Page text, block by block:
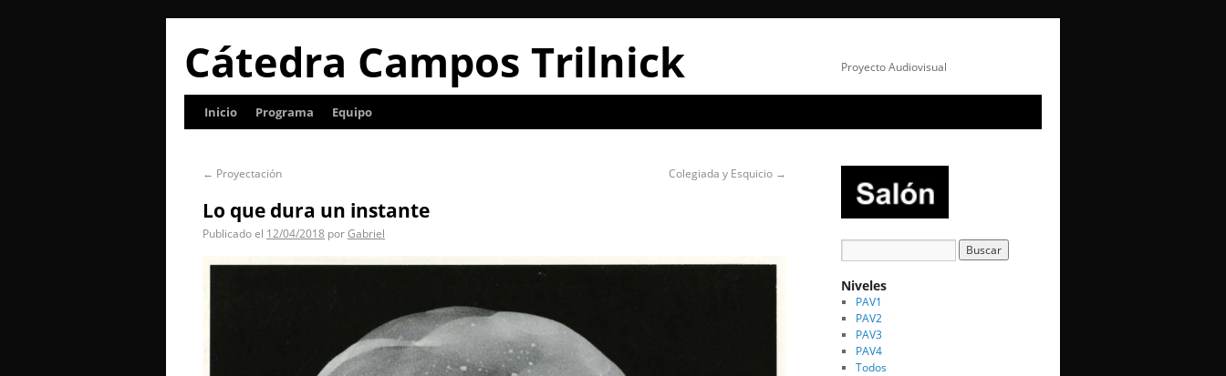
Cátedra Campos Trilnick Proyecto Audiovisual
Inicio Programa Equipo
← Proyectación Colegiada y Esquicio →
Lo que dura un instante
Publicado el 12/04/2018 porGabriel
Niveles
PAV1
PAV2
PAV3
PAV4
Todos